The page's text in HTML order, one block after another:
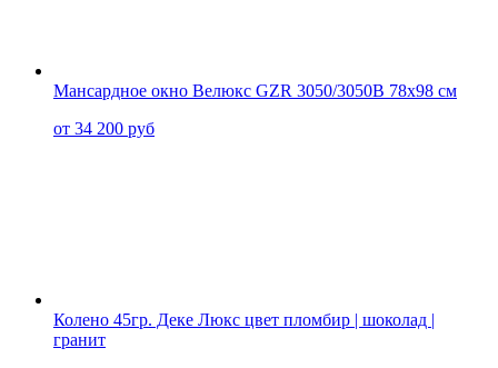
Мансардное окно Велюкс GZR 3050/3050B 78x98 см
от 34 200 руб
Колено 45гр. Деке Люкс цвет пломбир | шоколад |
гранит